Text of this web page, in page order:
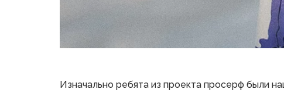
Изначально ребята из проекта просерф были